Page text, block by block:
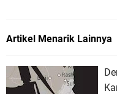
Artikel Menarik Lainnya